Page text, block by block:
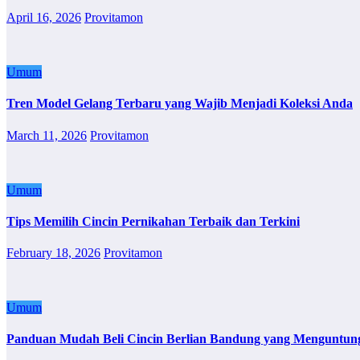
April 16, 2026 Provitamon
Umum
Tren Model Gelang Terbaru yang Wajib Menjadi Koleksi Anda
March 11, 2026 Provitamon
Umum
Tips Memilih Cincin Pernikahan Terbaik dan Terkini
February 18, 2026 Provitamon
Umum
Panduan Mudah Beli Cincin Berlian Bandung yang